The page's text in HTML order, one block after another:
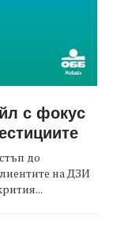
с фокус
до
на ДЗИ